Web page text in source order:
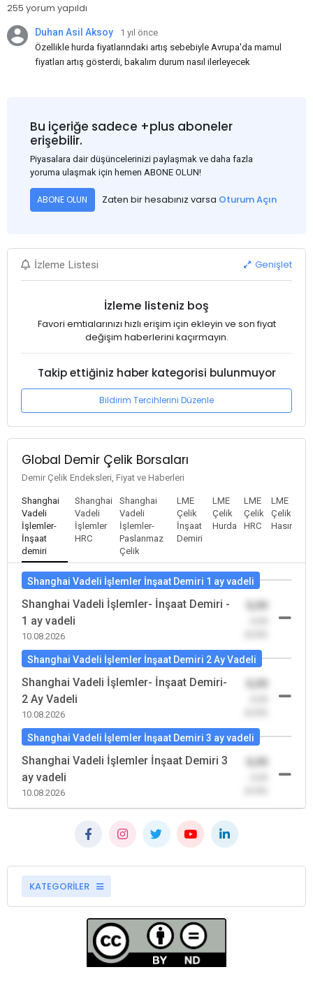
255 yorum yapıldı
Duhan Asil Aksoy
1 yıl önce
Özellikle hurda fiyatlarındaki artış sebebiyle Avrupa'da mamul
fiyatları artış gösterdi, bakalım durum nasıl ilerleyecek
Bu içeriğe sadece +plus aboneler
erişebilir.
Piyasalara dair düşüncelerinizi paylaşmak ve daha fazla
yoruma ulaşmak için hemen ABONE OLUN!
ABONE OLUN Zaten bir hesabınız varsa Oturum Açın
İzleme Listesi Genişlet
İzleme listeniz boş
Favori emtialarınızı hızlı erişim için ekleyin ve son fiyat
değişim haberlerini kaçırmayın.
Takip ettiğiniz haber kategorisi bulunmuyor
Bildirim Tercihlerini Düzenle
Global Demir Çelik Borsaları
Demir Çelik Endeksleri, Fiyat ve Haberleri
Shanghai
Vadeli
İşlemler-
İnşaat
demiri
Shanghai
Vadeli
İşlemler
HRC
Shanghai
Vadeli
İşlemler-
Paslanmaz
Çelik
LME
Çelik
İnşaat
Demiri
LME
Çelik
Hurda
LME
Çelik
HRC
LME
Çelik
Hasır
Shanghai Vadeli İşlemler İnşaat Demiri 1 ay vadeli
Shanghai Vadeli İşlemler- İnşaat Demiri -
1 ay vadeli
10.08.2026
Shanghai Vadeli İşlemler İnşaat Demiri 2 Ay Vadeli
Shanghai Vadeli İşlemler- İnşaat Demiri-
2 Ay Vadeli
10.08.2026
Shanghai Vadeli İşlemler İnşaat Demiri 3 ay vadeli
Shanghai Vadeli İşlemler İnşaat Demiri 3
ay vadeli
10.08.2026
KATEGORİLER